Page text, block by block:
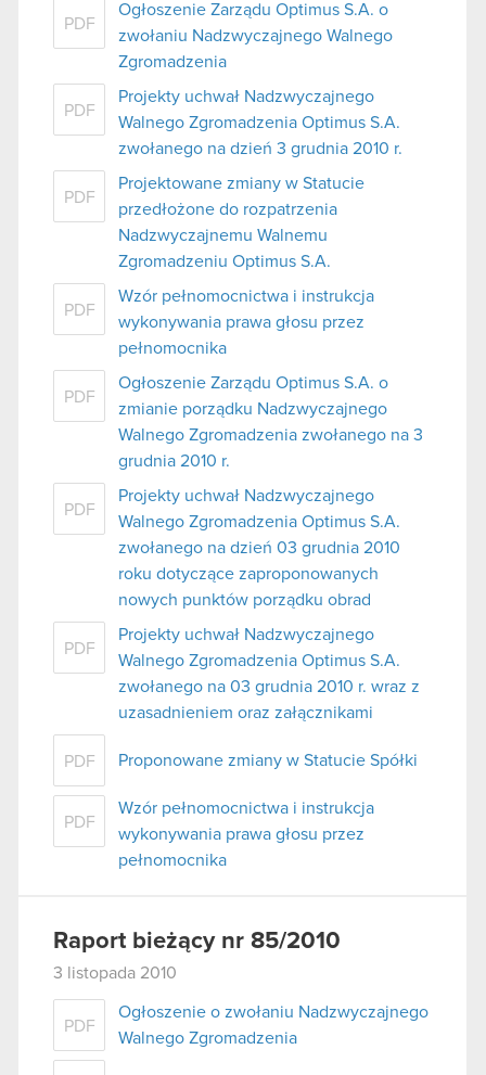
PDF
Ogłoszenie Zarządu Optimus S.A. o
zwołaniu Nadzwyczajnego Walnego
Zgromadzenia
PDF
Projekty uchwał Nadzwyczajnego
Walnego Zgromadzenia Optimus S.A.
zwołanego na dzień 3 grudnia 2010 r.
PDF
Projektowane zmiany w Statucie
przedłożone do rozpatrzenia
Nadzwyczajnemu Walnemu
Zgromadzeniu Optimus S.A.
PDF
Wzór pełnomocnictwa i instrukcja
wykonywania prawa głosu przez
pełnomocnika
PDF
Ogłoszenie Zarządu Optimus S.A. o
zmianie porządku Nadzwyczajnego
Walnego Zgromadzenia zwołanego na 3
grudnia 2010 r.
PDF
Projekty uchwał Nadzwyczajnego
Walnego Zgromadzenia Optimus S.A.
zwołanego na dzień 03 grudnia 2010
roku dotyczące zaproponowanych
nowych punktów porządku obrad
PDF
Projekty uchwał Nadzwyczajnego
Walnego Zgromadzenia Optimus S.A.
zwołanego na 03 grudnia 2010 r. wraz z
uzasadnieniem oraz załącznikami
PDF Proponowane zmiany w Statucie Spółki
PDF
Wzór pełnomocnictwa i instrukcja
wykonywania prawa głosu przez
pełnomocnika
Raport bieżący nr 85/2010
3 listopada 2010
PDF
Ogłoszenie o zwołaniu Nadzwyczajnego
Walnego Zgromadzenia